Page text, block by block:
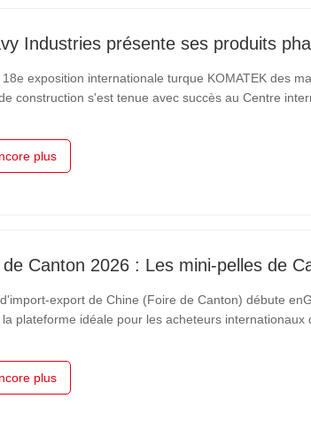
exposition internationale turque KOMATEK des
construction s'est tenue avec succès au Centre
locale »,…
plus
export de Chine (Foire de Canton) débute
plateforme idéale pour les acheteurs internationaux
de présenter…
plus